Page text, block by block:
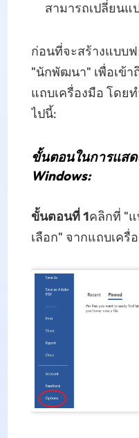
สามารถเปลี่ยนแ
ก่อนที่จะสร้างแบบ
"นักพัฒนา" เพื่อเข้
แถบเครื่องมือ โดย
ไปนี้:
ขั้นตอนในการแส
Windows:
ขั้นตอนที่ 1คลิกที่ "แ
เลือก" จากแถบเครื่